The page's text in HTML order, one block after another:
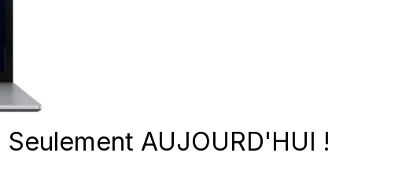
Seulement AUJOURD'HUI !